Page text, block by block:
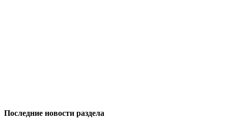
Последние новости раздела